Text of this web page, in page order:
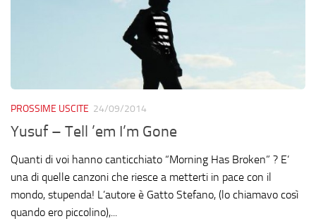
PROSSIME USCITE 24/09/2014
Yusuf – Tell ’em I’m Gone
Quanti di voi hanno canticchiato “Morning Has Broken” ? E’
una di quelle canzoni che riesce a metterti in pace con il
mondo, stupenda! L’autore è Gatto Stefano, (lo chiamavo così
quando ero piccolino),...